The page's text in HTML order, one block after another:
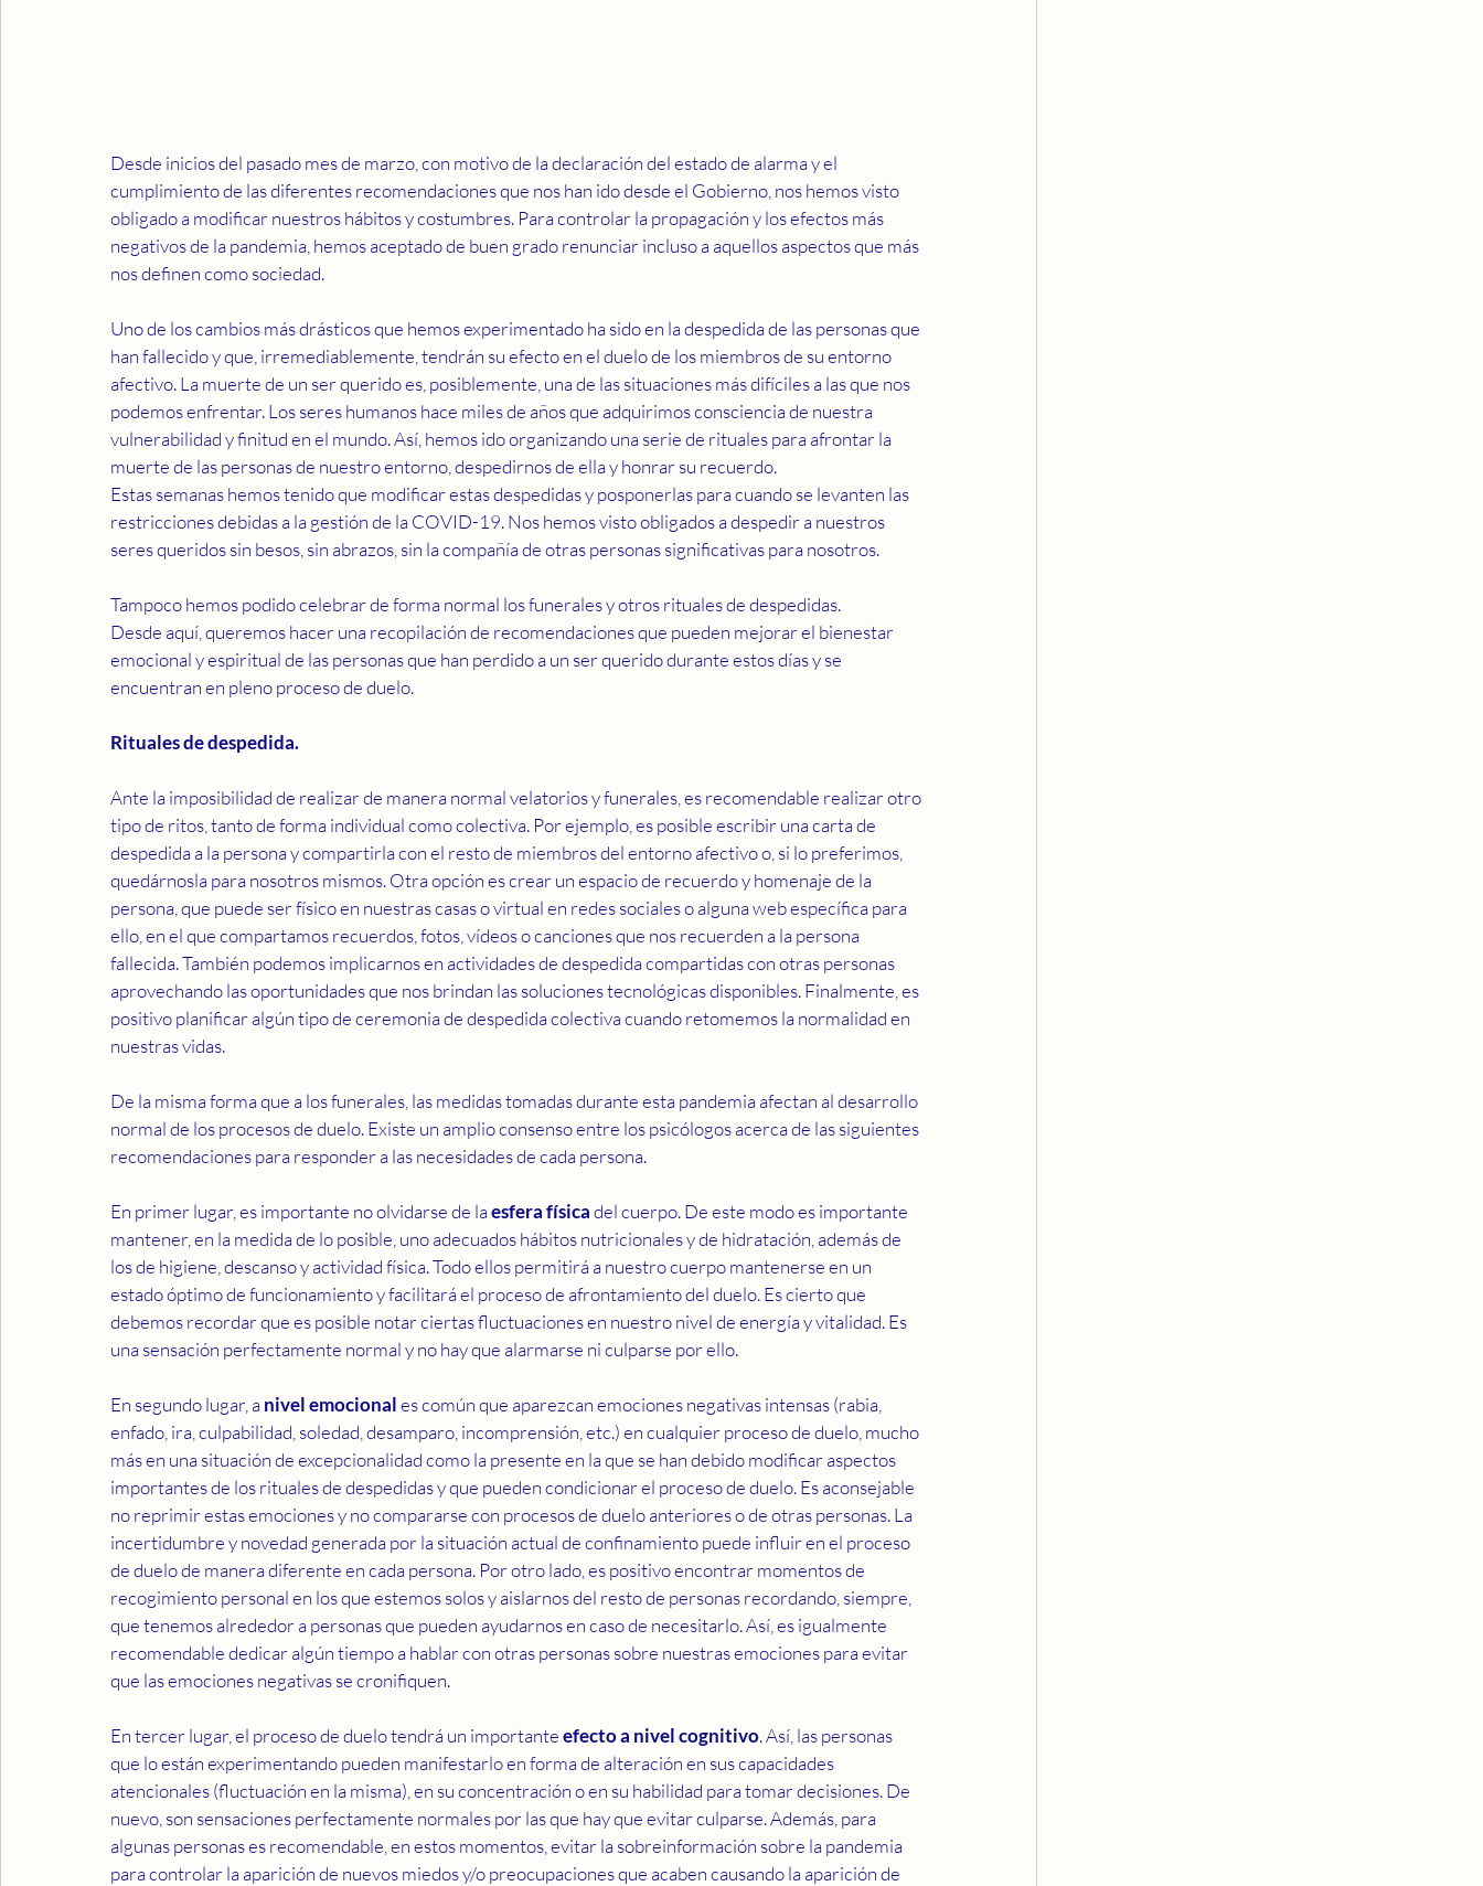
Desde inicios del pasado mes de marzo, con motivo de la declaración del estado de alarma y el
cumplimiento de las diferentes recomendaciones que nos han ido desde el Gobierno, nos hemos visto
obligado a modificar nuestros hábitos y costumbres. Para controlar la propagación y los efectos más
negativos de la pandemia, hemos aceptado de buen grado renunciar incluso a aquellos aspectos que más
nos definen como sociedad.
Uno de los cambios más drásticos que hemos experimentado ha sido en la despedida de las personas que
han fallecido y que, irremediablemente, tendrán su efecto en el duelo de los miembros de su entorno
afectivo. La muerte de un ser querido es, posiblemente, una de las situaciones más difíciles a las que nos
podemos enfrentar. Los seres humanos hace miles de años que adquirimos consciencia de nuestra
vulnerabilidad y finitud en el mundo. Así, hemos ido organizando una serie de rituales para afrontar la
muerte de las personas de nuestro entorno, despedirnos de ella y honrar su recuerdo.
Estas semanas hemos tenido que modificar estas despedidas y posponerlas para cuando se levanten las
restricciones debidas a la gestión de la COVID-19. Nos hemos visto obligados a despedir a nuestros
seres queridos sin besos, sin abrazos, sin la compañía de otras personas significativas para nosotros.
Tampoco hemos podido celebrar de forma normal los funerales y otros rituales de despedidas.
Desde aquí, queremos hacer una recopilación de recomendaciones que pueden mejorar el bienestar
emocional y espiritual de las personas que han perdido a un ser querido durante estos días y se
encuentran en pleno proceso de duelo.
Rituales de despedida.
Ante la imposibilidad de realizar de manera normal velatorios y funerales, es recomendable realizar otro
tipo de ritos, tanto de forma individual como colectiva. Por ejemplo, es posible escribir una carta de
despedida a la persona y compartirla con el resto de miembros del entorno afectivo o, si lo preferimos,
quedárnosla para nosotros mismos. Otra opción es crear un espacio de recuerdo y homenaje de la
persona, que puede ser físico en nuestras casas o virtual en redes sociales o alguna web específica para
ello, en el que compartamos recuerdos, fotos, vídeos o canciones que nos recuerden a la persona
fallecida. También podemos implicarnos en actividades de despedida compartidas con otras personas
aprovechando las oportunidades que nos brindan las soluciones tecnológicas disponibles. Finalmente, es
positivo planificar algún tipo de ceremonia de despedida colectiva cuando retomemos la normalidad en
nuestras vidas.
De la misma forma que a los funerales, las medidas tomadas durante esta pandemia afectan al desarrollo
normal de los procesos de duelo. Existe un amplio consenso entre los psicólogos acerca de las siguientes
recomendaciones para responder a las necesidades de cada persona.
En primer lugar, es importante no olvidarse de la esfera física del cuerpo. De este modo es importante
mantener, en la medida de lo posible, uno adecuados hábitos nutricionales y de hidratación, además de
los de higiene, descanso y actividad física. Todo ellos permitirá a nuestro cuerpo mantenerse en un
estado óptimo de funcionamiento y facilitará el proceso de afrontamiento del duelo. Es cierto que
debemos recordar que es posible notar ciertas fluctuaciones en nuestro nivel de energía y vitalidad. Es
una sensación perfectamente normal y no hay que alarmarse ni culparse por ello.
En segundo lugar, a nivel emocional es común que aparezcan emociones negativas intensas (rabia,
enfado, ira, culpabilidad, soledad, desamparo, incomprensión, etc.) en cualquier proceso de duelo, mucho
más en una situación de excepcionalidad como la presente en la que se han debido modificar aspectos
importantes de los rituales de despedidas y que pueden condicionar el proceso de duelo. Es aconsejable
no reprimir estas emociones y no compararse con procesos de duelo anteriores o de otras personas. La
incertidumbre y novedad generada por la situación actual de confinamiento puede influir en el proceso
de duelo de manera diferente en cada persona. Por otro lado, es positivo encontrar momentos de
recogimiento personal en los que estemos solos y aislarnos del resto de personas recordando, siempre,
que tenemos alrededor a personas que pueden ayudarnos en caso de necesitarlo. Así, es igualmente
recomendable dedicar algún tiempo a hablar con otras personas sobre nuestras emociones para evitar
que las emociones negativas se cronifiquen.
En tercer lugar, el proceso de duelo tendrá un importante efecto a nivel cognitivo. Así, las personas
que lo están experimentando pueden manifestarlo en forma de alteración en sus capacidades
atencionales (fluctuación en la misma), en su concentración o en su habilidad para tomar decisiones. De
nuevo, son sensaciones perfectamente normales por las que hay que evitar culparse. Además, para
algunas personas es recomendable, en estos momentos, evitar la sobreinformación sobre la pandemia
para controlar la aparición de nuevos miedos y/o preocupaciones que acaben causando la aparición de